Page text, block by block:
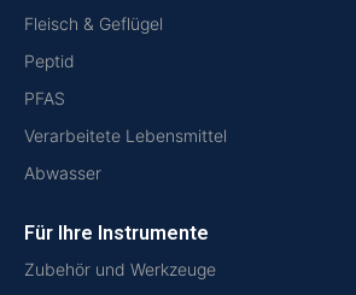
Fleisch & Geflügel
Peptid
PFAS
Verarbeitete Lebensmittel
Abwasser
Für Ihre Instrumente
Zubehör und Werkzeuge